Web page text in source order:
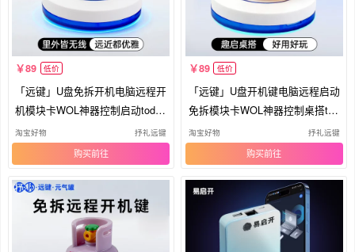
89 低价
「远键」U盘免拆开机电脑远程开
机模块卡WOL神器控制启动todes
k键
淘宝好物 抒礼远键
购买
89 低价
「远键」U盘开机键电脑远程启动
免拆模块卡WOL神器控制桌搭tod
esk
淘宝好物 抒礼远键
购买